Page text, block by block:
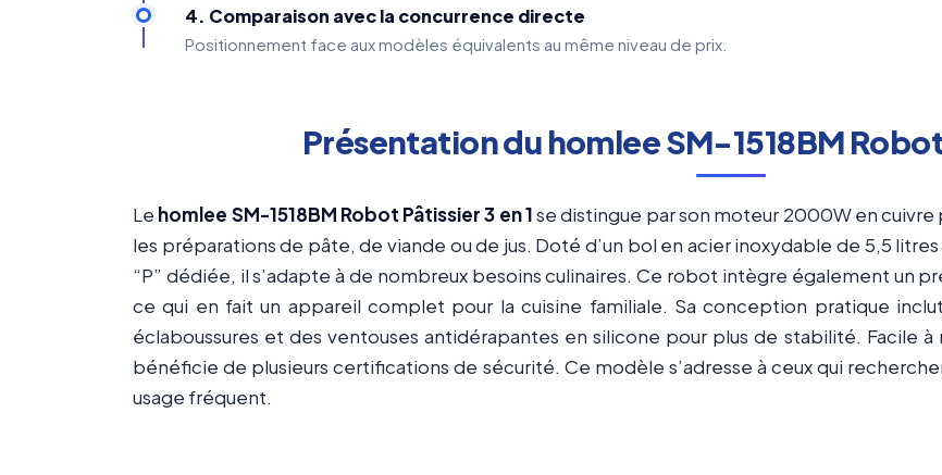
4. Comparaison avec la concurrence directe
Positionnement face aux modèles équivalents au même niveau de prix.
Présentation du homlee SM-1518BM Robot
Le homlee SM-1518BM Robot Pâtissier 3 en 1se distingue par son moteur 2000W en
les préparations de pâte, de viande ou de jus. Doté d’un bol en acier inoxydable de 5,5
“P” dédiée, il s’adapte à de nombreux besoins culinaires. Ce robot intègre également un
ce qui en fait un appareil complet pour la cuisine familiale. Sa conception pratique
éclaboussures et des ventouses antidérapantes en silicone pour plus de stabilité. Facile
bénéficie de plusieurs certifications de sécurité. Ce modèle s’adresse à ceux qui
usage fréquent.